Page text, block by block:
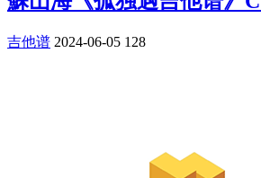
吉他谱 2024-06-05 128